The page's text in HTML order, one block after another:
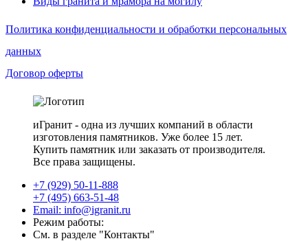
Политика конфиденциальности и обработки персональных
данных
Договор оферты
иГранит - одна из лучших компаний в области
изготовления памятников. Уже более 15 лет.
Купить памятник или заказать от производителя.
Все права защищены.
+7 (929) 50-11-888
+7 (495) 663-51-48
Email: info@igranit.ru
Режим работы:
См. в разделе "Контакты"